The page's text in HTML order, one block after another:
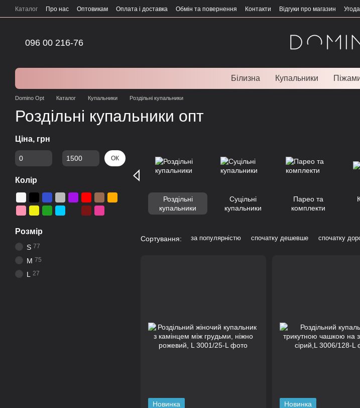
Перейти до основного контенту
Каталог Про нас Оптовикам Оплата і доставка Обмін та повернення Контакти Відгуки про магазин
096 00 216-76
Білизна Купальники
Domino Opt Каталог Купальники Роздільні купальники
Роздільні купальники опт
Роздільні
купальники
Суцільні
купальники
Парео та
комплекти
Сортування: за популярністю спочатку дешевше спочатку
Новинка Новинка
Ціна, грн
Від Ціна, грн
До Ціна, грн ОК
Колір
Розмір
S 77
M 75
L 27